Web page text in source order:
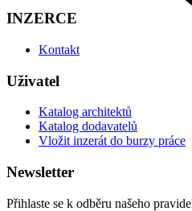
INZERCE
Kontakt
Uživatel
Katalog architektů
Katalog dodavatelů
Vložit inzerát do burzy práce
Newsletter
Přihlaste se k odběru našeho